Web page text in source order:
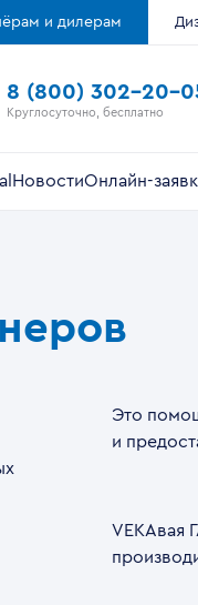
и дилерам
8 (800) 302-20-
Круглосуточно, бесплатно
НовостиОнлайн-
Это
и
VEKAвая